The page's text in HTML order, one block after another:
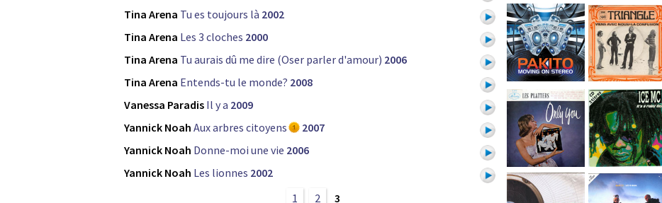
Tina Arena Tu es toujours là 2002
Tina Arena Les 3 cloches 2000
Tina Arena Tu aurais dû me dire (Oser parler d'amour) 2006
Tina Arena Entends-tu le monde? 2008
Vanessa Paradis Il y a 2009
Yannick Noah Aux arbres citoyens
2007
Yannick Noah Donne-moi une vie 2006
Yannick Noah Les lionnes 2002
1
2 3